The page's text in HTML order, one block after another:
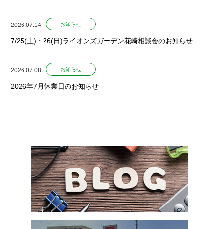
2026.07.14 お知らせ
7/25(土)・26(日)ライオンズガーデン花崎相談会のお知らせ
2026.07.08 お知らせ
2026年7月休業日のお知らせ
2026.04.30 お知らせ
2026年5月休業日のお知らせ
2026.03.26 お知らせ
住宅省エネ2026 給湯省エネ・先進的窓リノベ